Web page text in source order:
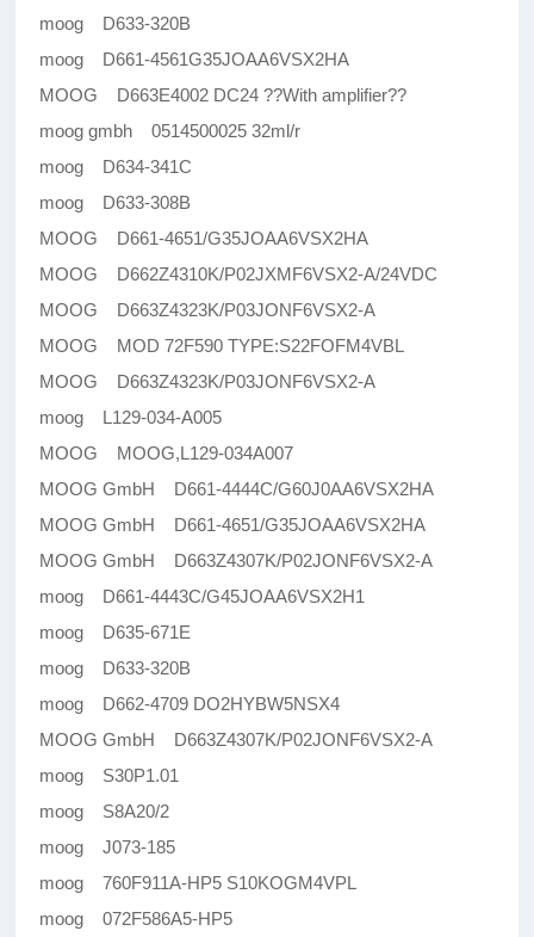
moog D633-320B
moog D661-4561G35JOAA6VSX2HA
MOOG D663E4002 DC24 ??With amplifier??
moog gmbh 0514500025 32ml/r
moog D634-341C
moog D633-308B
MOOG D661-4651/G35JOAA6VSX2HA
MOOG D662Z4310K/P02JXMF6VSX2-A/24VDC
MOOG D663Z4323K/P03JONF6VSX2-A
MOOG MOD 72F590 TYPE:S22FOFM4VBL
MOOG D663Z4323K/P03JONF6VSX2-A
moog L129-034-A005
MOOG MOOG,L129-034A007
MOOG GmbH D661-4444C/G60J0AA6VSX2HA
MOOG GmbH D661-4651/G35JOAA6VSX2HA
MOOG GmbH D663Z4307K/P02JONF6VSX2-A
moog D661-4443C/G45JOAA6VSX2H1
moog D635-671E
moog D633-320B
moog D662-4709 DO2HYBW5NSX4
MOOG GmbH D663Z4307K/P02JONF6VSX2-A
moog S30P1.01
moog S8A20/2
moog J073-185
moog 760F911A-HP5 S10KOGM4VPL
moog 072F586A5-HP5